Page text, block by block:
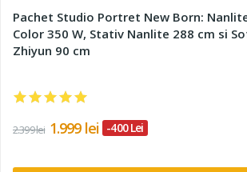
Pachet Studio Portret New Born: Nanlite
Color 350 W, Stativ Nanlite 288 cm si
Zhiyun 90 cm
2.399 lei 1.999 lei -400 Lei